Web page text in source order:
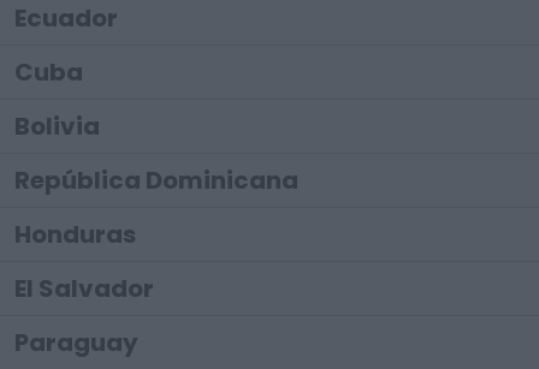
Ecuador
Cuba
Bolivia
República Dominicana
Honduras
El Salvador
Paraguay